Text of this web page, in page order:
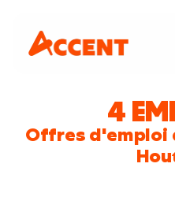
4
Offres d'emploi